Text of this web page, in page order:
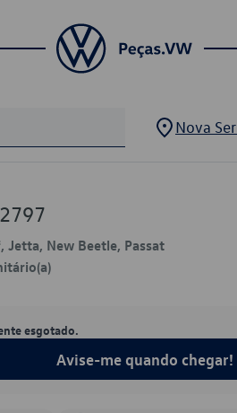
Nova
Jetta, New Beetle, Passat
esgotado.
Avise-me quando chegar!